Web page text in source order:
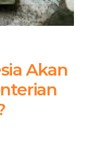
Akan